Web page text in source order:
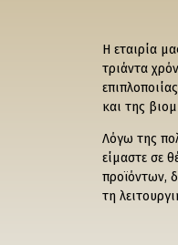
Η εταιρία
τριάντα
και της
Λόγω της
είμαστε σε
προϊόντων,
τη